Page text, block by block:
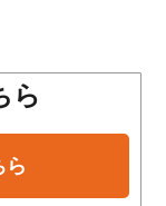
ら
ら